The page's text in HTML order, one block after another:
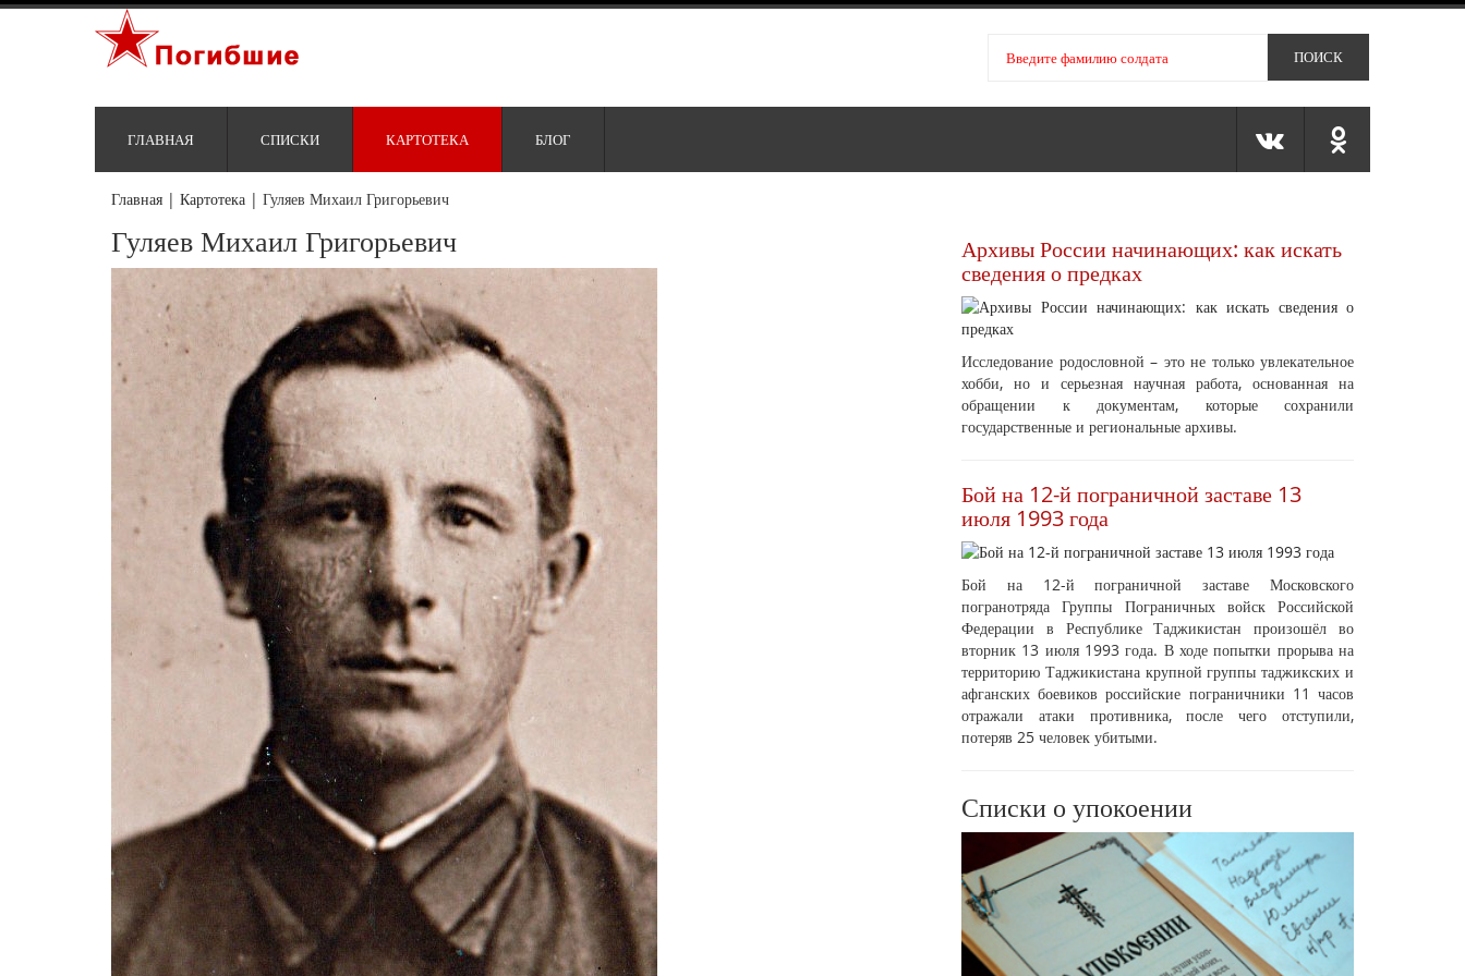
ГЛАВНАЯ СПИСКИ КАРТОТЕКА БЛОГ
Главная | Картотека | Гуляев Михаил Григорьевич
Гуляев Михаил Григорьевич
Архивы России начинающих: как искать
сведения о предках
Исследование родословной – это не только увлекательное
хобби, но и серьезная научная работа, основанная на
обращении к документам, которые сохранили
государственные и региональные архивы.
Бой на 12-й пограничной заставе 13
июля 1993 года
Бой на 12-й пограничной заставе Московского
погранотряда Группы Пограничных войск Российской
Федерации в Республике Таджикистан произошёл во
вторник 13 июля 1993 года. В ходе попытки прорыва на
территорию Таджикистана крупной группы таджикских и
афганских боевиков российские пограничники 11 часов
отражали атаки противника, после чего отступили,
потеряв 25 человек убитыми.
Списки о упокоении